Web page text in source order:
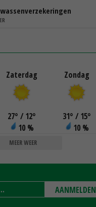
Zaterdag
27° / 12°
10 %
Zondag
31° / 15°
10 %
MEER WEER
AANMELDEN